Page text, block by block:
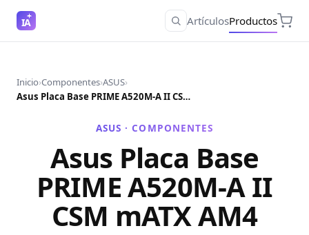
IA ArtículosProductos
Inicio›Componentes›ASUS›
Asus Placa Base PRIME A520M-A II CSM mATX AM4
ASUS ·COMPONENTES
Asus Placa Base
PRIME A520M-A II
CSM mATX AM4